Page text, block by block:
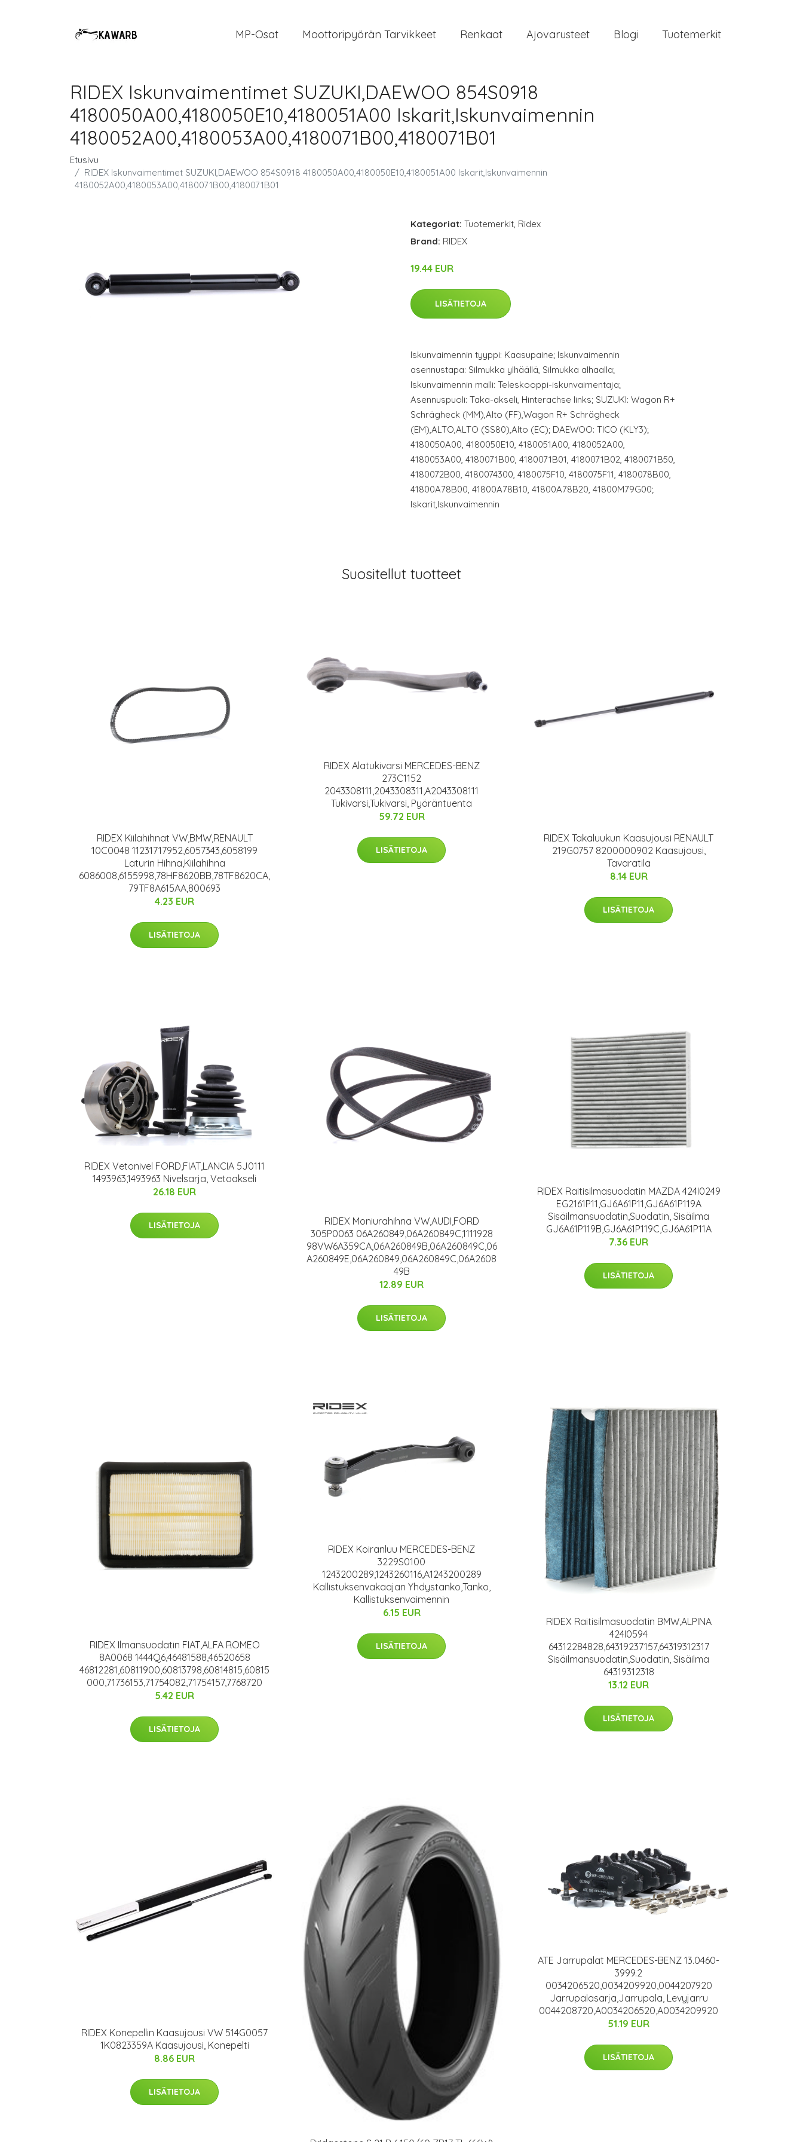
MP-Osat Moottoripyörän Tarvikkeet Renkaat Ajovarusteet Blogi Tuotemerkit
RIDEX Iskunvaimentimet SUZUKI,DAEWOO 854S0918
4180050A00,4180050E10,4180051A00 Iskarit,Iskunvaimennin
4180052A00,4180053A00,4180071B00,4180071B01
Etusivu
RIDEX Iskunvaimentimet SUZUKI,DAEWOO 854S0918 4180050A00,4180050E10,4180051A00 Iskarit,Iskunvaimennin
4180052A00,4180053A00,4180071B00,4180071B01
Kategoriat: Tuotemerkit, Ridex
Brand: RIDEX
19.44 EUR
LISÄTIETOJA
Iskunvaimennin tyyppi: Kaasupaine; Iskunvaimennin
asennustapa: Silmukka ylhäällä, Silmukka alhaalla;
Iskunvaimennin malli: Teleskooppi-iskunvaimentaja;
Asennuspuoli: Taka-akseli, Hinterachse links; SUZUKI: Wagon R+
Schrägheck (MM),Alto (FF),Wagon R+ Schrägheck
(EM),ALTO,ALTO (SS80),Alto (EC); DAEWOO: TICO (KLY3);
4180050A00, 4180050E10, 4180051A00, 4180052A00,
4180053A00, 4180071B00, 4180071B01, 4180071B02, 4180071B50,
4180072B00, 4180074300, 4180075F10, 4180075F11, 4180078B00,
41800A78B00, 41800A78B10, 41800A78B20, 41800M79G00;
Iskarit,Iskunvaimennin
Suositellut tuotteet
RIDEX Kiilahihnat VW,BMW,RENAULT
10C0048 11231717952,6057343,6058199
Laturin Hihna,Kiilahihna
6086008,6155998,78HF8620BB,78TF8620CA,
79TF8A615AA,800693
4.23 EUR
LISÄTIETOJA
RIDEX Alatukivarsi MERCEDES-BENZ
273C1152
2043308111,2043308311,A2043308111
Tukivarsi,Tukivarsi, Pyöräntuenta
59.72 EUR
LISÄTIETOJA
RIDEX Takaluukun Kaasujousi RENAULT
219G0757 8200000902 Kaasujousi,
Tavaratila
8.14 EUR
LISÄTIETOJA
RIDEX Vetonivel FORD,FIAT,LANCIA 5J0111
1493963,1493963 Nivelsarja, Vetoakseli
26.18 EUR
LISÄTIETOJA
RIDEX Moniurahihna VW,AUDI,FORD
305P0063 06A260849,06A260849C,1111928
98VW6A359CA,06A260849B,06A260849C,06
A260849E,06A260849,06A260849C,06A2608
49B
12.89 EUR
LISÄTIETOJA
RIDEX Raitisilmasuodatin MAZDA 424I0249
EG2161P11,GJ6A61P11,GJ6A61P119A
Sisäilmansuodatin,Suodatin, Sisäilma
GJ6A61P119B,GJ6A61P119C,GJ6A61P11A
7.36 EUR
LISÄTIETOJA
RIDEX Ilmansuodatin FIAT,ALFA ROMEO
8A0068 1444Q6,46481588,46520658
46812281,60811900,60813798,60814815,60815
000,71736153,71754082,71754157,7768720
5.42 EUR
LISÄTIETOJA
RIDEX Koiranluu MERCEDES-BENZ
3229S0100
1243200289,1243260116,A1243200289
Kallistuksenvakaajan Yhdystanko,Tanko,
Kallistuksenvaimennin
6.15 EUR
LISÄTIETOJA
RIDEX Raitisilmasuodatin BMW,ALPINA
424I0594
64312284828,64319237157,64319312317
Sisäilmansuodatin,Suodatin, Sisäilma
64319312318
13.12 EUR
LISÄTIETOJA
RIDEX Konepellin Kaasujousi VW 514G0057
1K0823359A Kaasujousi, Konepelti
8.86 EUR
LISÄTIETOJA
ATE Jarrupalat MERCEDES-BENZ 13.0460-
3999.2
0034206520,0034209920,0044207920
Jarrupalasarja,Jarrupala, Levyjarru
0044208720,A0034206520,A0034209920
51.19 EUR
LISÄTIETOJA